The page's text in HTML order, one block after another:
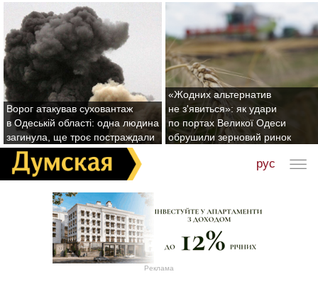
Ворог атакував суховантаж
в Одеській області: одна людина
загинула, ще троє постраждали
«Жодних альтернатив
не з'явиться»: як удари
по портах Великої Одеси
обрушили зерновий ринок
рус
Реклама